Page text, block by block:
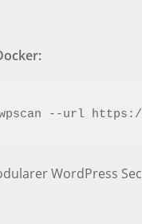
wpscan --url
WordPress